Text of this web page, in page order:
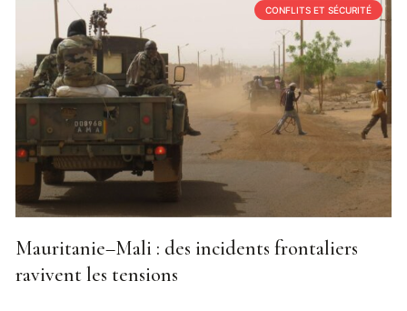
CONFLITS ET SÉCURITÉ
Mauritanie–Mali : des incidents frontaliers
ravivent les tensions